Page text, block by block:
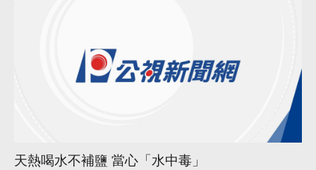
天熱喝水不補鹽 當心「水中毒」